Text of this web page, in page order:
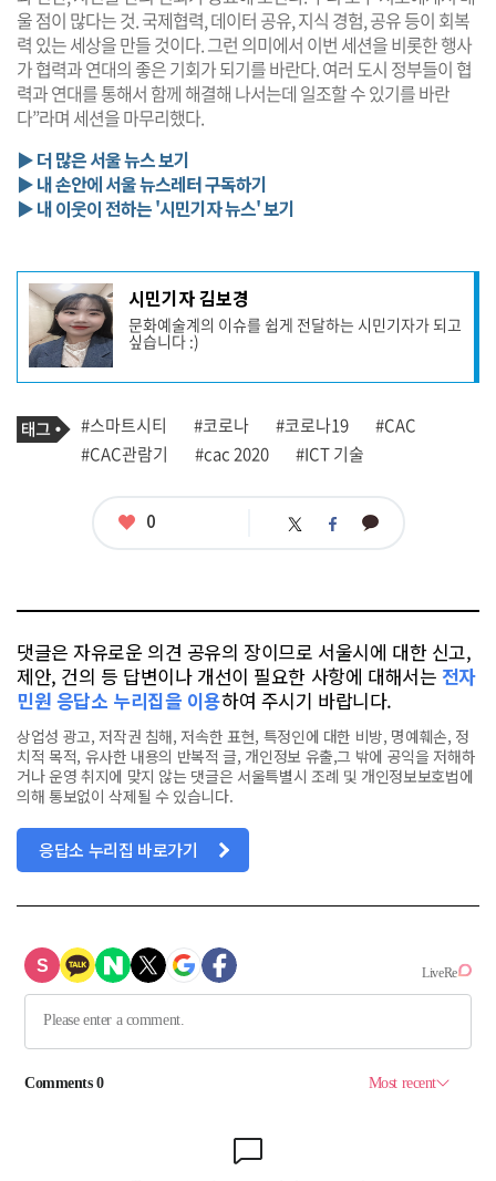
울 점이 많다는 것. 국제협력, 데이터 공유, 지식 경험, 공유 등이 회복
력 있는 세상을 만들 것이다. 그런 의미에서 이번 세션을 비롯한 행사
가 협력과 연대의 좋은 기회가 되기를 바란다. 여러 도시 정부들이 협
력과 연대를 통해서 함께 해결해 나서는데 일조할 수 있기를 바란
다”라며 세션을 마무리했다.
▶ 더 많은 서울 뉴스 보기
▶ 내 손안에 서울 뉴스레터 구독하기
▶ 내 이웃이 전하는 '시민기자 뉴스' 보기
기
사
작
성
자
프
필
시민기자 김보경
문화예술계의 이슈를 쉽게 전달하는 시민기자가 되고
싶습니다 :)
기
사
관
련
태
그
#스마트시티 #코로나 #코로나19
#CAC
#CAC관람기
#cac 2020 #ICT 기술
좋
0 트 페 카
댓글은 자유로운 의견 공유의 장이므로 서울시에 대한 신고,
제안, 건의 등 답변이나 개선이 필요한 사항에 대해서는 전자
민원 응답소 누리집을 이용하여 주시기 바랍니다.
상업성 광고, 저작권 침해, 저속한 표현, 특정인에 대한 비방, 명예훼손, 정
치적 목적, 유사한 내용의 반복적 글, 개인정보 유출,그 밖에 공익을 저해하
거나 운영 취지에 맞지 않는 댓글은 서울특별시 조례 및 개인정보보호법에
의해 통보없이 삭제될 수 있습니다.
응답소 누리집 바로가기